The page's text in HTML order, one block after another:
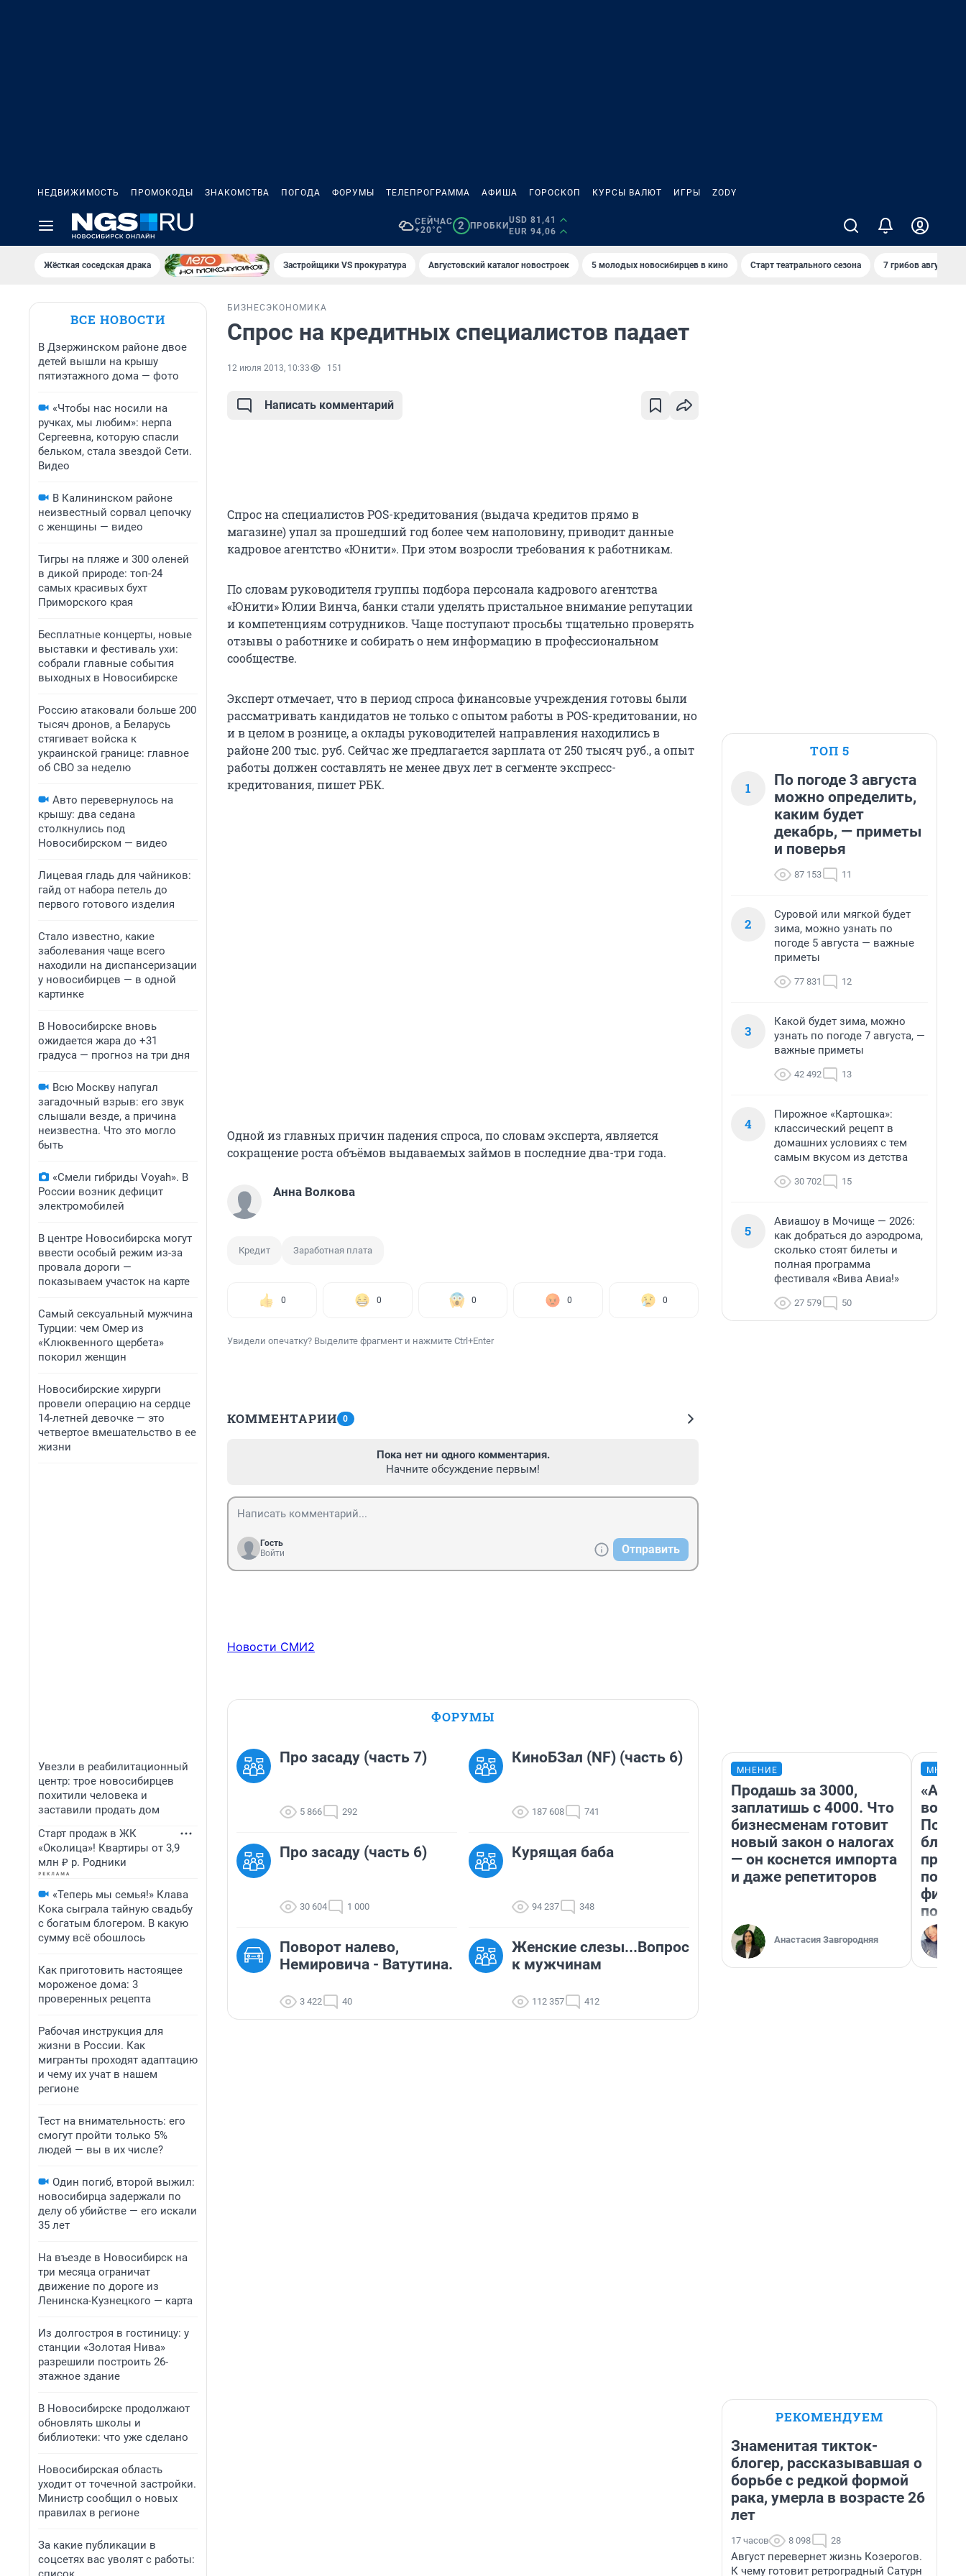
НЕДВИЖИМОСТЬ ПРОМОКОДЫ ЗНАКОМСТВА ПОГОДА ФОРУМЫ ТЕЛЕПРОГРАММА АФИША ГОРОСКОП КУРСЫ ВАЛЮТ ИГРЫ ZODY
СЕЙЧАС
+20°C
2 ПРОБКИ
USD 81,41
EUR 94,06
Жёсткая соседская драка Застройщики VS прокуратура Августовский каталог новостроек 5 молодых новосибирцев в кино Старт театрального сезона 7 грибов августа
ВСЕ НОВОСТИ
В Дзержинском районе двое
детей вышли на крышу
пятиэтажного дома — фото
«Чтобы нас носили на
ручках, мы любим»: нерпа
Сергеевна, которую спасли
бельком, стала звездой Сети.
Видео
В Калининском районе
неизвестный сорвал цепочку
с женщины — видео
Тигры на пляже и 300 оленей
в дикой природе: топ-24
самых красивых бухт
Приморского края
Бесплатные концерты, новые
выставки и фестиваль ухи:
собрали главные события
выходных в Новосибирске
Россию атаковали больше 200
тысяч дронов, а Беларусь
стягивает войска к
украинской границе: главное
об СВО за неделю
Авто перевернулось на
крышу: два седана
столкнулись под
Новосибирском — видео
Лицевая гладь для чайников:
гайд от набора петель до
первого готового изделия
Стало известно, какие
заболевания чаще всего
находили на диспансеризации
у новосибирцев — в одной
картинке
В Новосибирске вновь
ожидается жара до +31
градуса — прогноз на три дня
Всю Москву напугал
загадочный взрыв: его звук
слышали везде, а причина
неизвестна. Что это могло
быть
«Смели гибриды Voyah». В
России возник дефицит
электромобилей
В центре Новосибирска могут
ввести особый режим из-за
провала дороги —
показываем участок на карте
Самый сексуальный мужчина
Турции: чем Омер из
«Клюквенного щербета»
покорил женщин
Новосибирские хирурги
провели операцию на сердце
14-летней девочке — это
четвертое вмешательство в ее
жизни
Увезли в реабилитационный
центр: трое новосибирцев
похитили человека и
заставили продать дом
Старт продаж в ЖК
«Околица»! Квартиры от 3,9
млн ₽ р. Родники
«Теперь мы семья!» Клава
Кока сыграла тайную свадьбу
с богатым блогером. В какую
сумму всё обошлось
Как приготовить настоящее
мороженое дома: 3
проверенных рецепта
Рабочая инструкция для
жизни в России. Как
мигранты проходят адаптацию
и чему их учат в нашем
регионе
Тест на внимательность: его
смогут пройти только 5%
людей — вы в их числе?
Один погиб, второй выжил:
новосибирца задержали по
делу об убийстве — его искали
35 лет
На въезде в Новосибирск на
три месяца ограничат
движение по дороге из
Ленинска-Кузнецкого — карта
Из долгостроя в гостиницу: у
станции «Золотая Нива»
разрешили построить 26-
этажное здание
В Новосибирске продолжают
обновлять школы и
библиотеки: что уже сделано
Новосибирская область
уходит от точечной застройки.
Министр сообщил о новых
правилах в регионе
За какие публикации в
соцсетях вас уволят с работы:
БИЗНЕС ЭКОНОМИКА
Спрос на кредитных специалистов падает
12 июля 2013, 10:33 151
Написать комментарий
Спрос на специалистов POS-кредитования (выдача кредитов прямо в
магазине) упал за прошедший год более чем наполовину, приводит данные
кадровое агентство «Юнити». При этом возросли требования к работникам.
По словам руководителя группы подбора персонала кадрового агентства
«Юнити» Юлии Винча, банки стали уделять пристальное внимание репутации
и компетенциям сотрудников. Чаще поступают просьбы тщательно проверять
отзывы о работнике и собирать о нем информацию в профессиональном
сообществе.
Эксперт отмечает, что в период спроса финансовые учреждения готовы были
рассматривать кандидатов не только с опытом работы в POS-кредитовании, но
и в целом в рознице, а оклады руководителей направления находились в
районе 200 тыс. руб. Сейчас же предлагается зарплата от 250 тысяч руб., а опыт
работы должен составлять не менее двух лет в сегменте экспресс-
кредитования, пишет РБК.
Одной из главных причин падения спроса, по словам эксперта, является
сокращение роста объёмов выдаваемых займов в последние два-три года.
Анна Волкова
Кредит Заработная плата
0 0 0 0 0
Увидели опечатку? Выделите фрагмент и нажмите Ctrl+Enter
КОММЕНТАРИИ 0
Пока нет ни одного комментария.
Начните обсуждение первым!
Гость
Войти
Отправить
Новости СМИ2
ФОРУМЫ
Про засаду (часть 7)
5 866 292
КиноБЗал (NF) (часть 6)
187 608 741
Про засаду (часть 6)
30 604 1 000
Курящая баба
94 237 348
Поворот налево,
Немировича - Ватутина.
3 422 40
Женские слезы...Вопрос
к мужчинам
112 357 412
ТОП 5
1
По погоде 3 августа
можно определить,
каким будет
декабрь, — приметы
и поверья
87 153 11
2
Суровой или мягкой будет
зима, можно узнать по
погоде 5 августа — важные
приметы
77 831 12
3
Какой будет зима, можно
узнать по погоде 7 августа, —
важные приметы
42 492 13
4
Пирожное «Картошка»:
классический рецепт в
домашних условиях с тем
самым вкусом из детства
30 702 15
5
Авиашоу в Мочище — 2026:
как добраться до аэродрома,
сколько стоят билеты и
полная программа
фестиваля «Вива Авиа!»
27 579 50
МНЕНИЕ
Продашь за 3000,
заплатишь с 4000. Что
бизнесменам готовит
новый закон о налогах
— он коснется импорта
и даже репетиторов
Анастасия Завгородняя
вот
РЕКОМЕНДУЕМ
Знаменитая тикток-
блогер, рассказывавшая о
борьбе с редкой формой
рака, умерла в возрасте 26
лет
17 часов 8 098 28
Август перевернет жизнь Козерогов.
К чему готовит ретроградный Сатурн